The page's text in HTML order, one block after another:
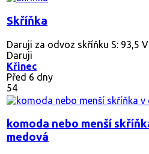
Skříňka
Daruji za odvoz skříňku S: 93,5
Daruji
Křinec
Před 6 dny
54
komoda nebo menší
medová